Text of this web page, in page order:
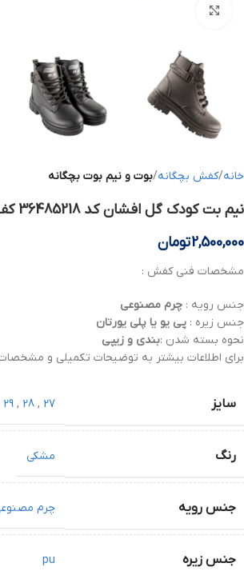
خانه کفش بچگانه بوت و نیم بوت بچگانه
نیم بت کودک گل افشان کد 36485218 کفش ملی
2,500,000تومان
مشخصات فنی کفش :
جنس رویه : چرم مصنوعی
جنس زیره : پی یو یا پلی یورتان
نحوه بسته شدن :بندی و زیپی
برای اطلاعات بیشتر به توضیحات تکمیلی و
سایز 27
,
28
,
29
رنگ مشکی
جنس رویه چرم
جنس زیره pu